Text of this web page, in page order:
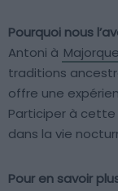
Pourquoi nous
Antoni à Majorque
traditions
offre une
Participer à cette
dans la vie
Pour en savoir